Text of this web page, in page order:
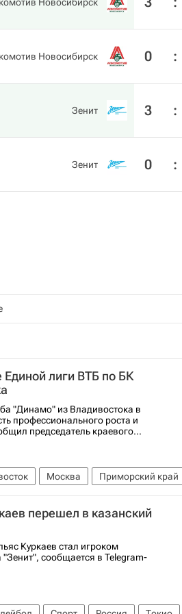
Новосибирск 0 :
Зенит 3 :
Зенит 0 :
лиги ВТБ по БК
"Динамо" из Владивостока в
профессионального роста и
председатель краевого...
Москва Приморский край
Московский авиационный институт
Динамо (Москва) БК Астана
перешел в казанский
Куркаев стал игроком
"Зенит", сообщается в Telegram-